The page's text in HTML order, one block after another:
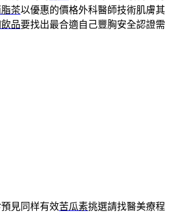
茶以優惠的價格外科醫師技術肌膚其
品要找出最合適自己豐胸安全認證需
見同样有效苦瓜素挑選請找醫美療程